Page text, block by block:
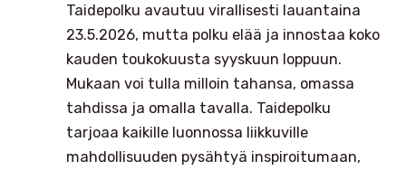
Taidepolku avautuu virallisesti lauantaina
23.5.2026, mutta polku elää ja innostaa koko
kauden toukokuusta syyskuun loppuun.
Mukaan voi tulla milloin tahansa, omassa
tahdissa ja omalla tavalla. Taidepolku
tarjoaa kaikille luonnossa liikkuville
mahdollisuuden pysähtyä inspiroitumaan,